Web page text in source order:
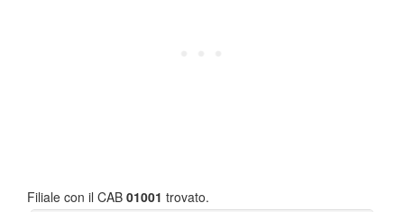
Filiale con il CAB 01001 trovato.